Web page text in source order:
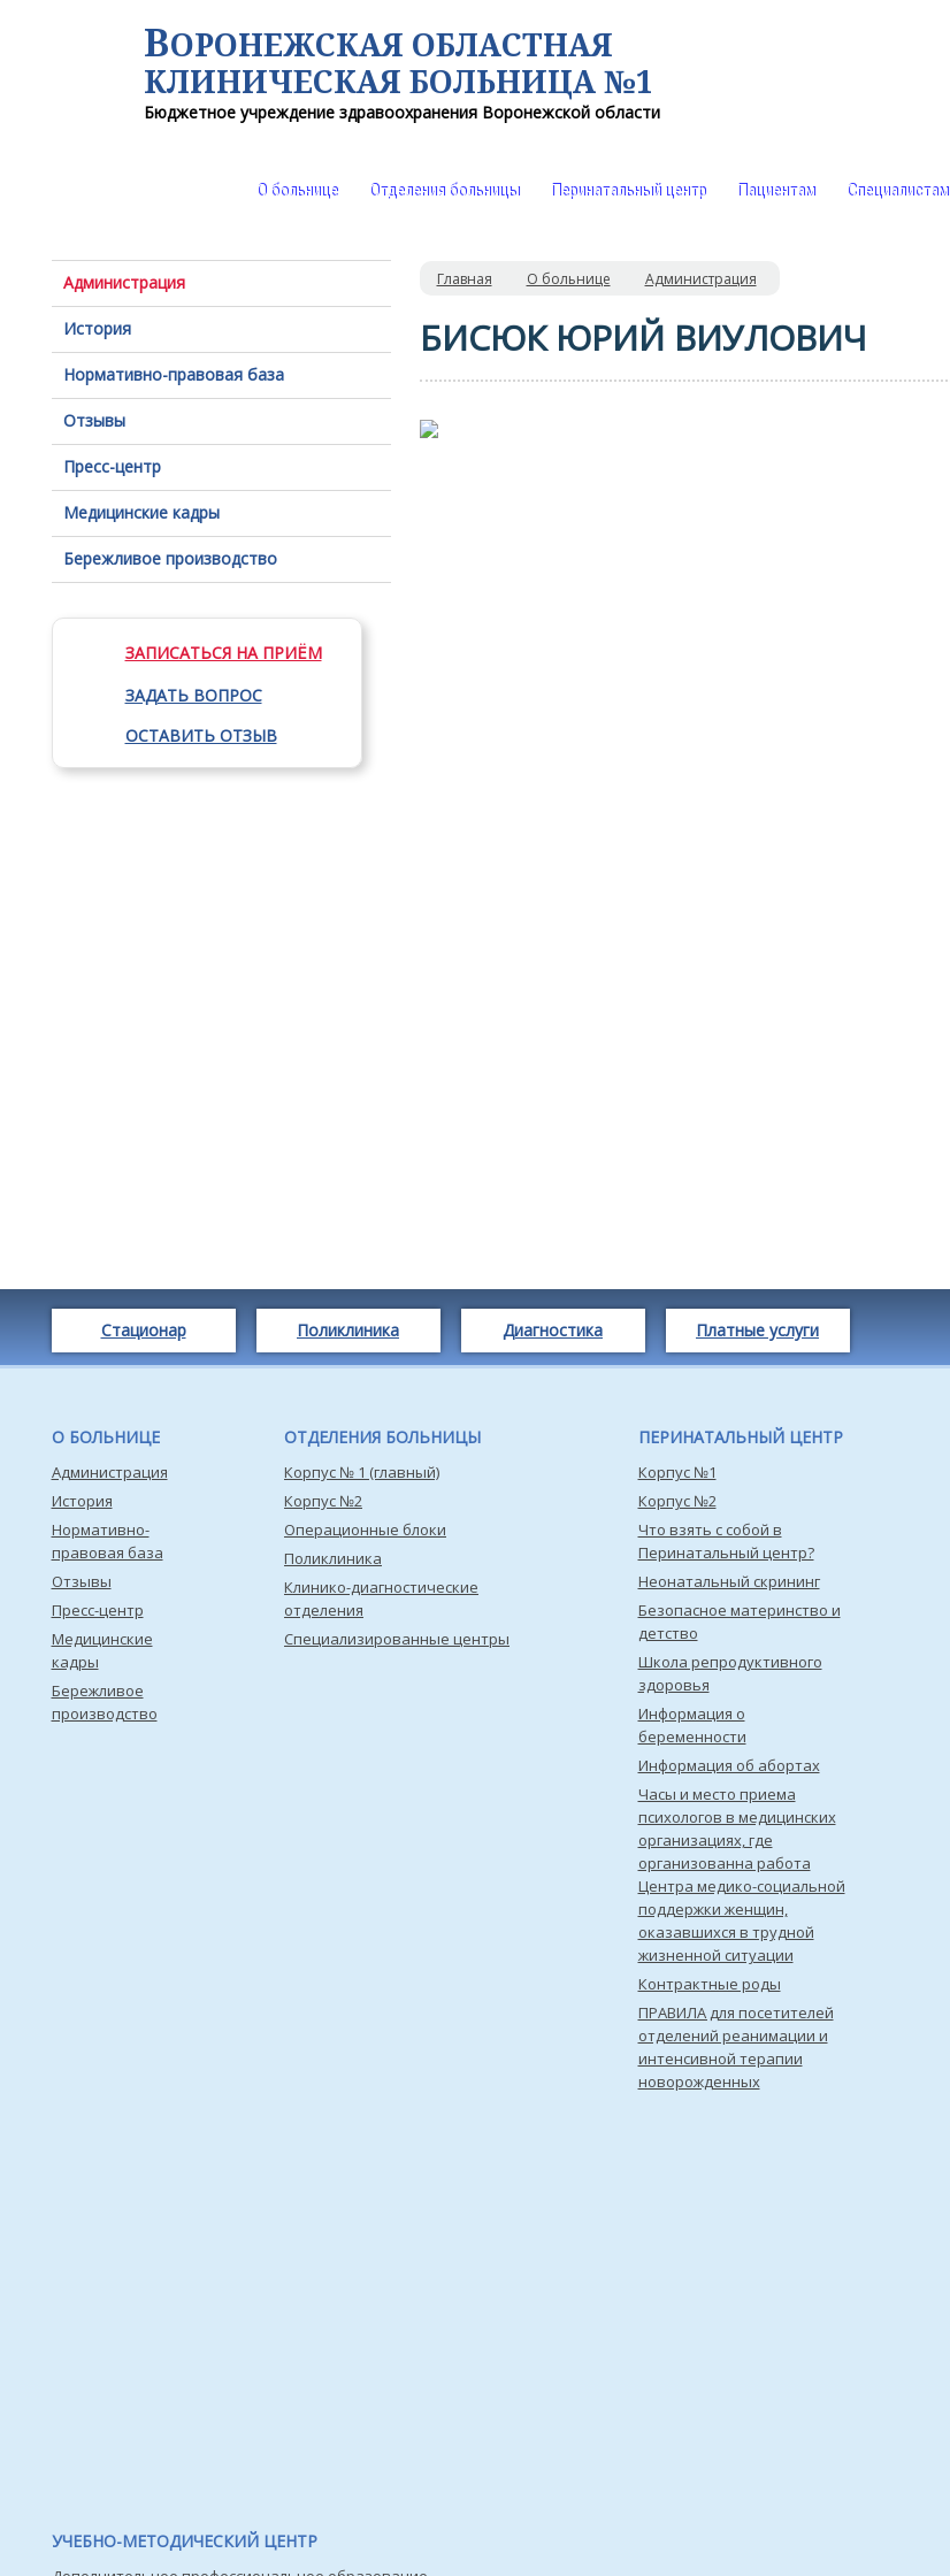
ВОРОНЕЖСКАЯ ОБЛАСТНАЯ
КЛИНИЧЕСКАЯ БОЛЬНИЦА №1
Бюджетное учреждение здравоохранения Воронежской области
О больнице Отделения больницы Перинатальный центр Пациентам Специалистам
Администрация
История
Нормативно-правовая база
Отзывы
Пресс-центр
Медицинские кадры
Бережливое производство
ЗАПИСАТЬСЯ НА ПРИЁМ
ЗАДАТЬ ВОПРОС
ОСТАВИТЬ ОТЗЫВ
Главная О больнице Администрация
БИСЮК ЮРИЙ ВИУЛОВИЧ
Стационар Поликлиника Диагностика Платные услуги
О БОЛЬНИЦЕ
Администрация
История
Нормативно-
правовая база
Отзывы
Пресс-центр
Медицинские
кадры
Бережливое
производство
ОТДЕЛЕНИЯ БОЛЬНИЦЫ
Корпус № 1 (главный)
Корпус №2
Операционные блоки
Поликлиника
Клинико-диагностические
отделения
Специализированные центры
ПЕРИНАТАЛЬНЫЙ ЦЕНТР
Корпус №1
Корпус №2
Что взять с собой в
Перинатальный центр?
Неонатальный скрининг
Безопасное материнство и
детство
Школа репродуктивного
здоровья
Информация о
беременности
Информация об абортах
Часы и место приема
психологов в медицинских
организациях, где
организованна работа
Центра медико-социальной
поддержки женщин,
оказавшихся в трудной
жизненной ситуации
Контрактные роды
ПРАВИЛА для посетителей
отделений реанимации и
интенсивной терапии
новорожденных
УЧЕБНО-МЕТОДИЧЕСКИЙ ЦЕНТР